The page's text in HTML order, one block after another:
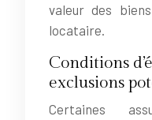
valeur des
locataire.
Conditions
exclusions
Certaines